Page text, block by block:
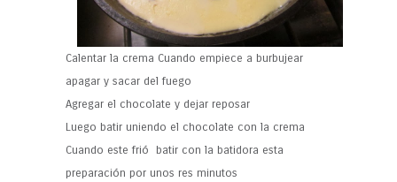
Calentar la crema Cuando empiece a burbujear
apagar y sacar del fuego
Agregar el chocolate y dejar reposar
Luego batir uniendo el chocolate con la crema
Cuando este frió batir con la batidora esta
preparación por unos res minutos